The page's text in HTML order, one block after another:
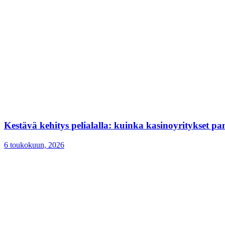
Kestävä kehitys pelialalla: kuinka kasinoyritykset
6 toukokuun, 2026